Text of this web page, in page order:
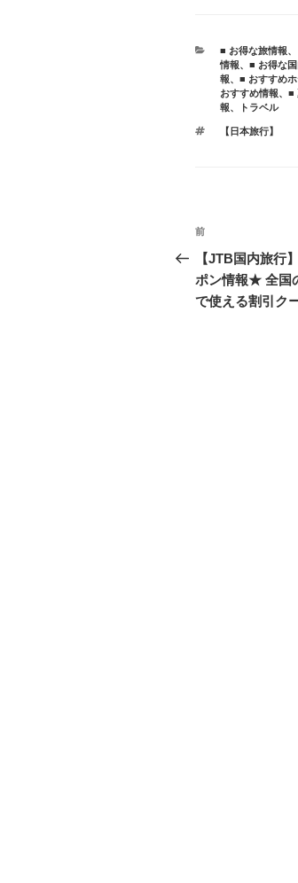
カ
テ
ゴ
リ
ー
■ お得な旅情報、
情報、 ■ お得な
報、 ■ おすすめ
おすすめ情報、 ■
報、 トラベル
タ
【日本旅行】
投
稿
ナ
前
の
投
稿
前
【JTB国内旅行
ポン情報★ 全国
で使える割引ク